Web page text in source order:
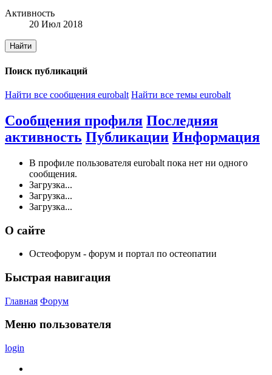
Активность
20 Июл 2018
Найти
Поиск публикаций
Найти все сообщения eurobalt Найти все темы eurobalt
Сообщения профиля Последняя
активность Публикации Информация
В профиле пользователя eurobalt пока нет ни одного
сообщения.
Загрузка...
Загрузка...
Загрузка...
О сайте
Остеофорум - форум и портал по остеопатии
Быстрая навигация
Главная Форум
Меню пользователя
login